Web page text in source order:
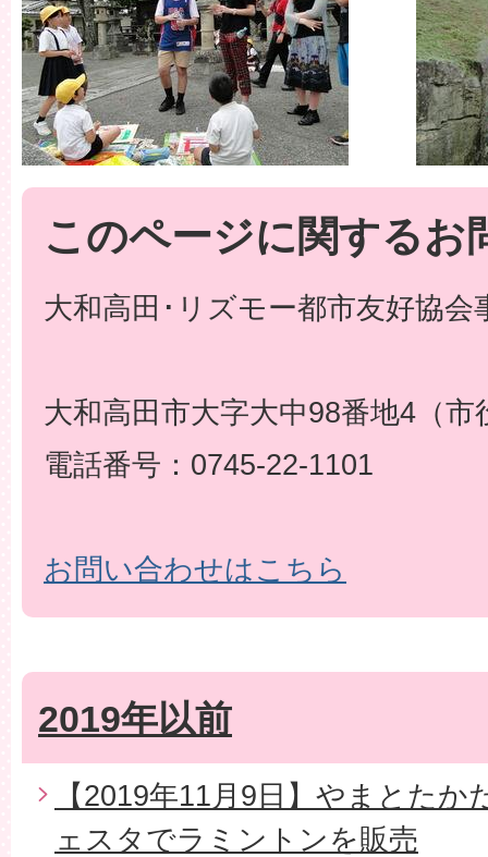
このページに関するお
大和高田･リズモー都市友好協会
大和高田市大字大中98番地4（市
電話番号：0745-22-1101
お問い合わせはこちら
2019年以前
【2019年11月9日】やまとた
ェスタでラミントンを販売